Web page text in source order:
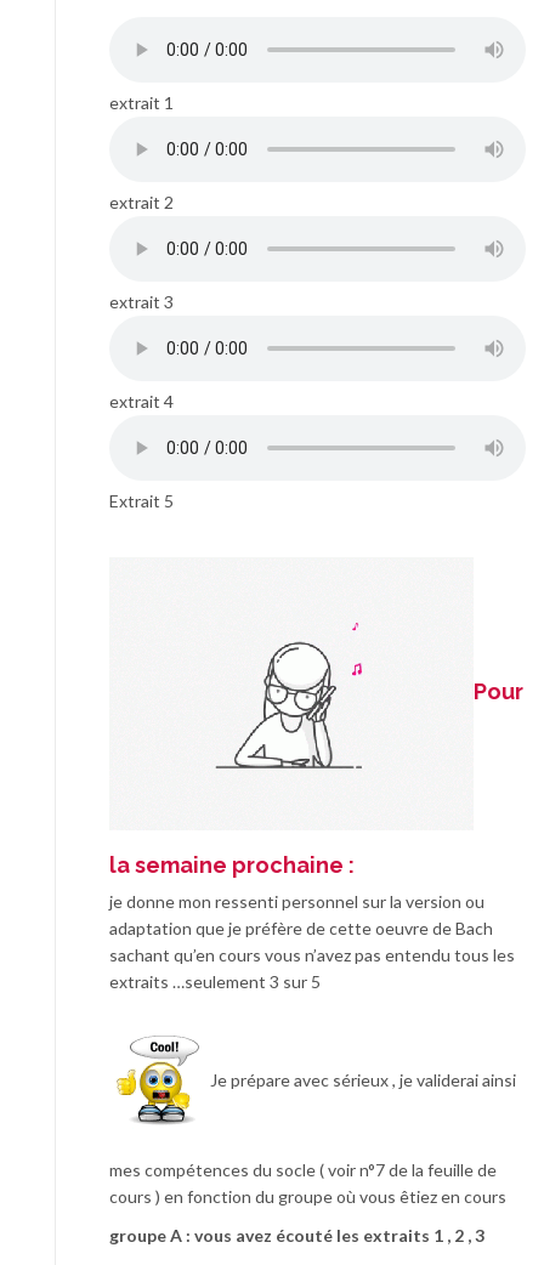
extrait 1
extrait 2
extrait 3
extrait 4
Extrait 5
Pour
la semaine prochaine :
je donne mon ressenti personnel sur la version ou
adaptation que je préfère de cette oeuvre de Bach
sachant qu’en cours vous n’avez pas entendu tous les
extraits …seulement 3 sur 5
Je prépare avec sérieux , je validerai ainsi
mes compétences du socle ( voir n°7 de la feuille de
cours ) en fonction du groupe où vous êtiez en cours
groupe A : vous avez écouté les extraits 1 , 2 , 3